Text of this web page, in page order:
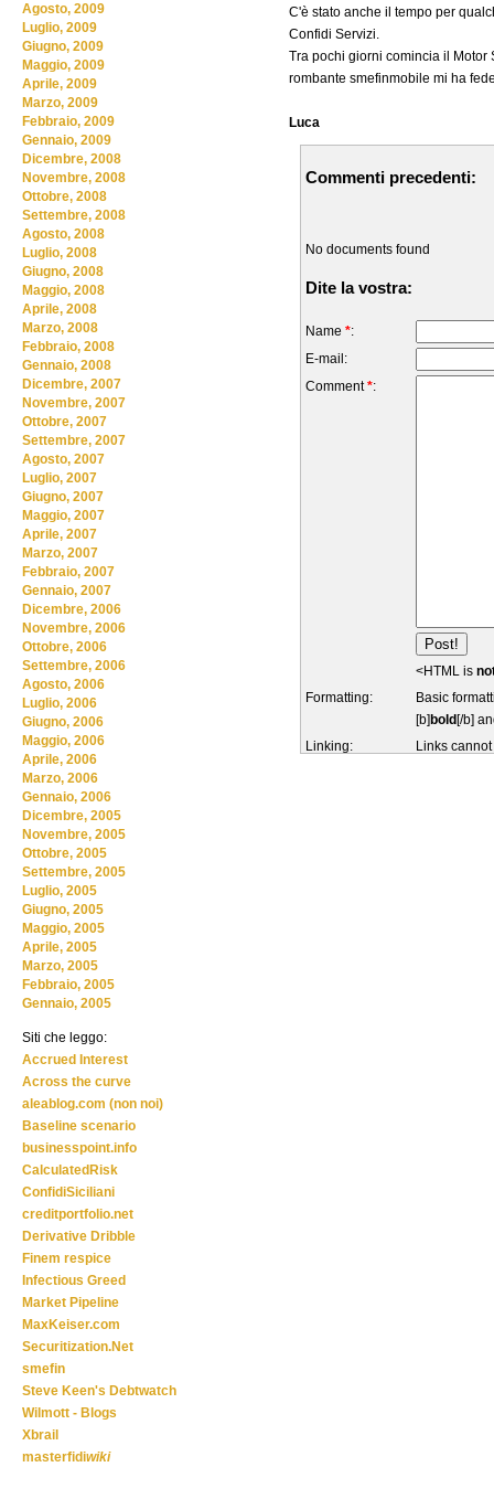
C'è stato anche il tempo per
Confidi Servizi.
Tra pochi giorni comincia il Motor
rombante smefinmobile mi ha
Luca
Commenti precedenti:
No documents found
Dite la vostra:
Name *:
E-mail:
Comment*:
<HTML is
Formatting:
Basic
[b] bold [/b]
Linking:
Links
Agosto, 2009
Luglio, 2009
Giugno, 2009
Maggio, 2009
Aprile, 2009
Marzo, 2009
Febbraio, 2009
Gennaio, 2009
Dicembre, 2008
Novembre, 2008
Ottobre, 2008
Settembre, 2008
Agosto, 2008
Luglio, 2008
Giugno, 2008
Maggio, 2008
Aprile, 2008
Marzo, 2008
Febbraio, 2008
Gennaio, 2008
Dicembre, 2007
Novembre, 2007
Ottobre, 2007
Settembre, 2007
Agosto, 2007
Luglio, 2007
Giugno, 2007
Maggio, 2007
Aprile, 2007
Marzo, 2007
Febbraio, 2007
Gennaio, 2007
Dicembre, 2006
Novembre, 2006
Ottobre, 2006
Settembre, 2006
Agosto, 2006
Luglio, 2006
Giugno, 2006
Maggio, 2006
Aprile, 2006
Marzo, 2006
Gennaio, 2006
Dicembre, 2005
Novembre, 2005
Ottobre, 2005
Settembre, 2005
Luglio, 2005
Giugno, 2005
Maggio, 2005
Aprile, 2005
Marzo, 2005
Febbraio, 2005
Gennaio, 2005
Siti che leggo:
Accrued Interest
Across the curve
aleablog.com (non noi)
Baseline scenario
businesspoint.info
CalculatedRisk
ConfidiSiciliani
creditportfolio.net
Derivative Dribble
Finem respice
Infectious Greed
Market Pipeline
MaxKeiser.com
Securitization.Net
smefin
Steve Keen's Debtwatch
Wilmott - Blogs
Xbrail
masterfidiwiki